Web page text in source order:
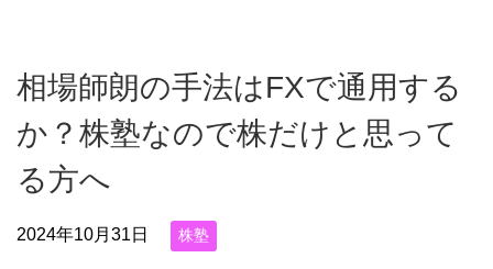
相場師朗の手法はFXで通用する
か？株塾なので株だけと思って
る方へ
2024年10月31日 株塾